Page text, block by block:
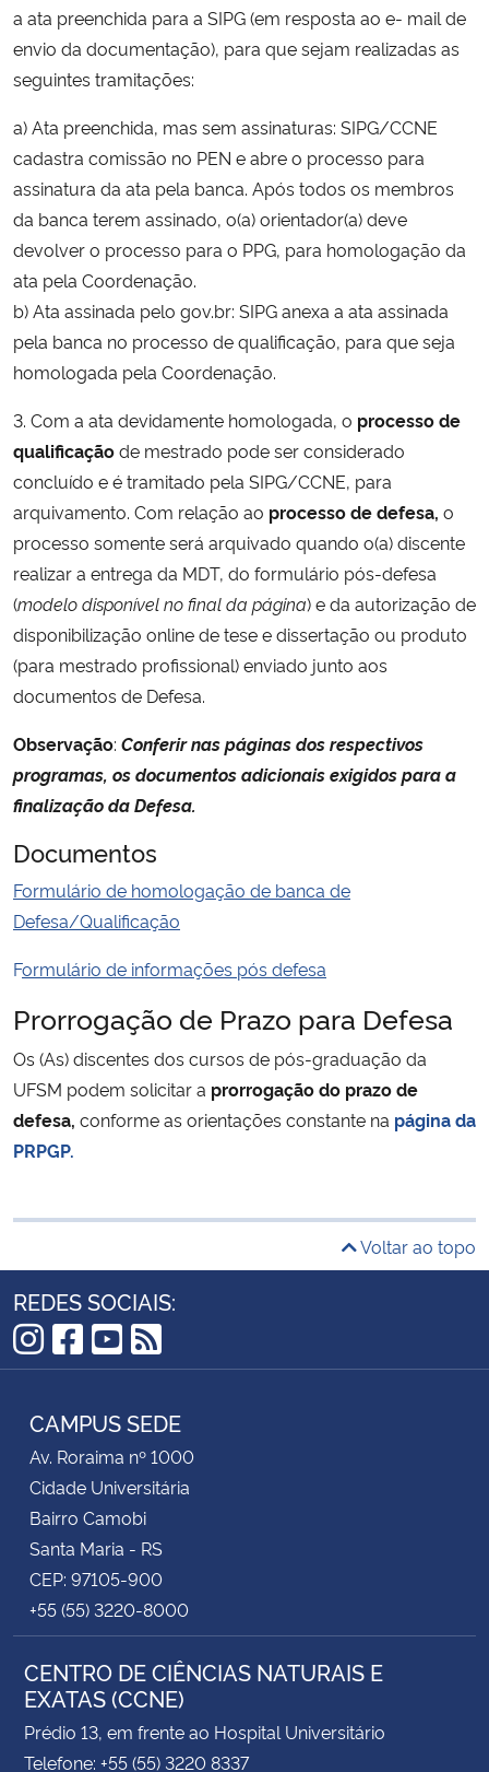
a ata preenchida para a SIPG (em resposta ao e- mail de
envio da documentação), para que sejam realizadas as
seguintes tramitações:
a) Ata preenchida, mas sem assinaturas: SIPG/CCNE
cadastra comissão no PEN e abre o processo para
assinatura da ata pela banca. Após todos os membros
da banca terem assinado, o(a) orientador(a) deve
devolver o processo para o PPG, para homologação da
ata pela Coordenação.
b) Ata assinada pelo gov.br: SIPG anexa a ata assinada
pela banca no processo de qualificação, para que seja
homologada pela Coordenação.
3. Com a ata devidamente homologada, o processo de
qualificaçãode mestrado pode ser considerado
concluído e é tramitado pela SIPG/CCNE, para
arquivamento. Com relação ao processo de defesa, o
processo somente será arquivado quando o(a) discente
realizar a entrega da MDT, do formulário pós-defesa
(modelo disponível no final da página) e da autorização de
disponibilização online de tese e dissertação ou produto
(para mestrado profissional) enviado junto aos
documentos de Defesa.
Observação: Conferir nas páginas dos respectivos
programas, os documentos adicionais exigidos para a
finalização da Defesa.
Documentos
Formulário de homologação de banca de
Defesa/Qualificação
Formulário de informações pós defesa
Prorrogação de Prazo para Defesa
Os (As) discentes dos cursos de pós-graduação da
UFSM podem solicitar a prorrogação do prazo de
defesa, conforme as orientações constante na página da
PRPGP.
Voltar ao topo
REDES SOCIAIS:
Instagram
Facebook
YouTube
RSS
CAMPUS SEDE
Av. Roraima nº 1000
Cidade Universitária
Bairro Camobi
Santa Maria - RS
CEP: 97105-900
+55 (55) 3220-8000
CENTRO DE CIÊNCIAS NATURAIS E
EXATAS (CCNE)
Prédio 13, em frente ao Hospital Universitário
Telefone: +55 (55) 3220 8337